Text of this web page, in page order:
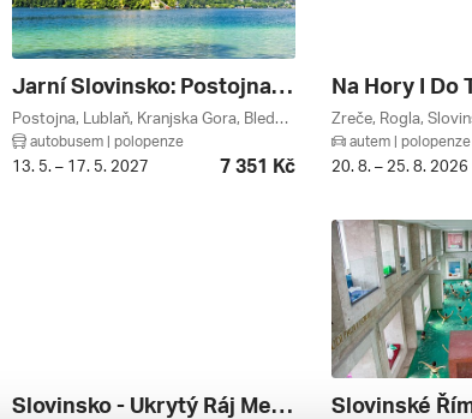
Jarní Slovinsko: Postojna, Jezero Bled A Julské Alpy
Postojna, Lublaň, Kranjska Gora, Bledské Jezero, Bled, Osrednja Slovenija, Notranjsko, Julské Alpy, Gorenjsko, Slovinsko
autobusem | polopenze
13. 5. – 17. 5. 2027 7 351 Kč
Na Hory I Do
autem | polopenze
20. 8. – 25. 8. 2026
Slovinsko - Ukrytý Ráj Mezi Mořem A Alpami *** Slovinské